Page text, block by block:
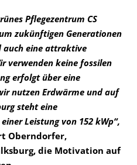
Pflegezentrum CS
zukünftigen Generationen
auch eine attraktive
verwenden keine fossilen
erfolgt über eine
nutzen Erdwärme und auf
steht eine
Leistung von 152 kWp“,
Oberndorfer,
, die Motivation auf